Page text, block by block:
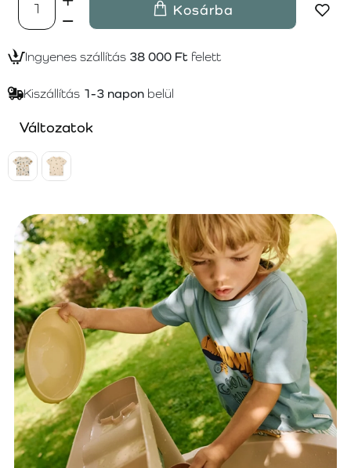
Kosárba
Ingyenes szállítás 38 000 Ft felett
Kiszállítás 1-3 napon belül
Változatok